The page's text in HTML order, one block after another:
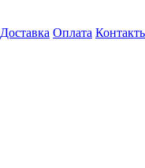
Доставка Оплата